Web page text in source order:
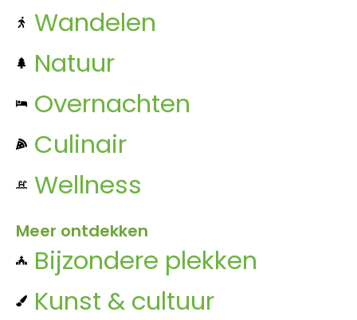
Wandelen
Natuur
Overnachten
Culinair
Wellness
Meer ontdekken
Bijzondere plekken
Kunst & cultuur